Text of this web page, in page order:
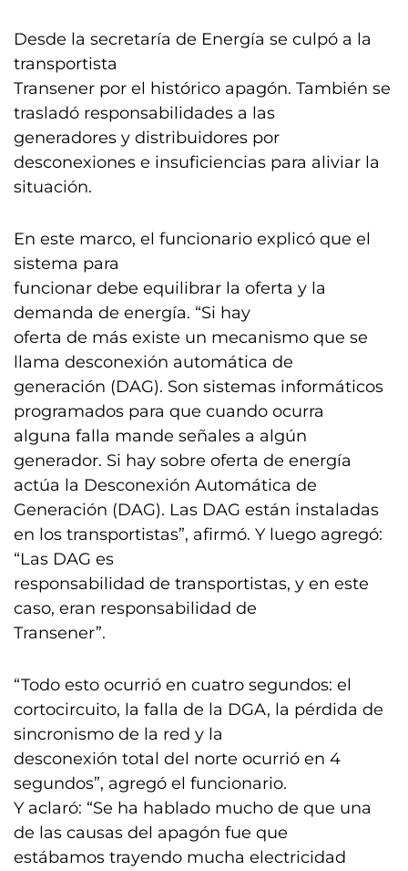
Desde la secretaría de Energía se culpó a la
transportista
Transener por el histórico apagón. También se
trasladó responsabilidades a las
generadores y distribuidores por
desconexiones e insuficiencias para aliviar la
situación.
En este marco, el funcionario explicó que el
sistema para
funcionar debe equilibrar la oferta y la
demanda de energía. “Si hay
oferta de más existe un mecanismo que se
llama desconexión automática de
generación (DAG). Son sistemas informáticos
programados para que cuando ocurra
alguna falla mande señales a algún
generador. Si hay sobre oferta de energía
actúa la Desconexión Automática de
Generación (DAG). Las DAG están instaladas
en los transportistas”, afirmó. Y luego agregó:
“Las DAG es
responsabilidad de transportistas, y en este
caso, eran responsabilidad de
Transener”.
“Todo esto ocurrió en cuatro segundos: el
cortocircuito, la falla de la DGA, la pérdida de
sincronismo de la red y la
desconexión total del norte ocurrió en 4
segundos”, agregó el funcionario.
Y aclaró: “Se ha hablado mucho de que una
de las causas del apagón fue que
estábamos trayendo mucha electricidad